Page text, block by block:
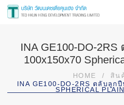
INA GE100-DO-
100x150x70
HOME / สิน
INA GE100-DO-2RS ตลับลูก
SPHERICAL